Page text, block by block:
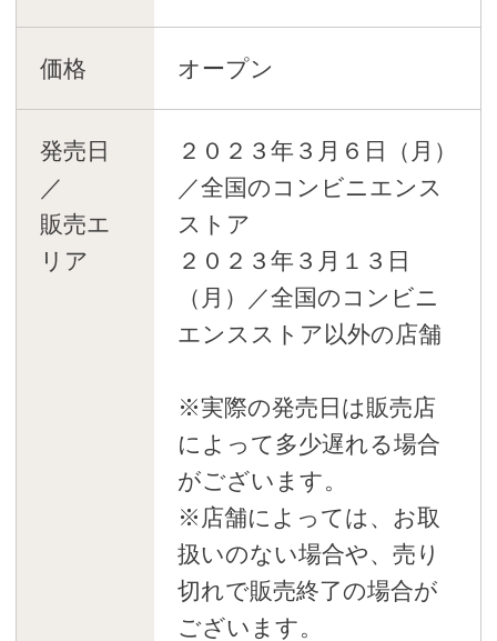
価格 オープン
発売日
／
販売エ
リア
２０２３年３月６日（月）
／全国のコンビニエンス
ストア
２０２３年３月１３日
（月）／全国のコンビニ
エンスストア以外の店舗
※実際の発売日は販売店
によって多少遅れる場合
がございます。
※店舗によっては、お取
扱いのない場合や、売り
切れで販売終了の場合が
ございます。